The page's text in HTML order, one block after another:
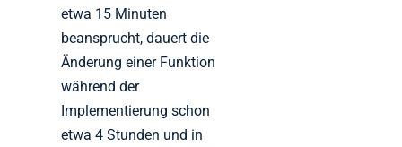
etwa 15 Minuten
beansprucht, dauert die
Änderung einer Funktion
während der
Implementierung schon
etwa 4 Stunden und in